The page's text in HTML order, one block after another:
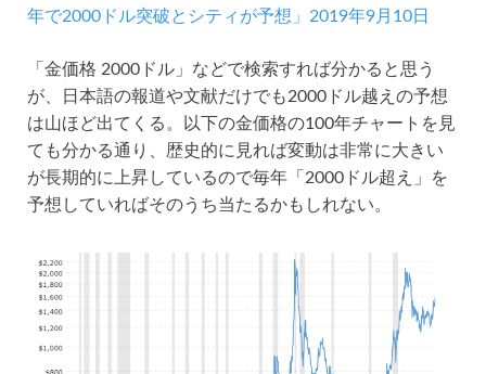
年で2000ドル突破とシティが予想」2019年9月10日
「金価格 2000ドル」などで検索すれば分かると思う
が、日本語の報道や文献だけでも2000ドル越えの予想
は山ほど出てくる。以下の金価格の100年チャートを見
ても分かる通り、歴史的に見れば変動は非常に大きい
が長期的に上昇しているので毎年「2000ドル超え」を
予想していればそのうち当たるかもしれない。